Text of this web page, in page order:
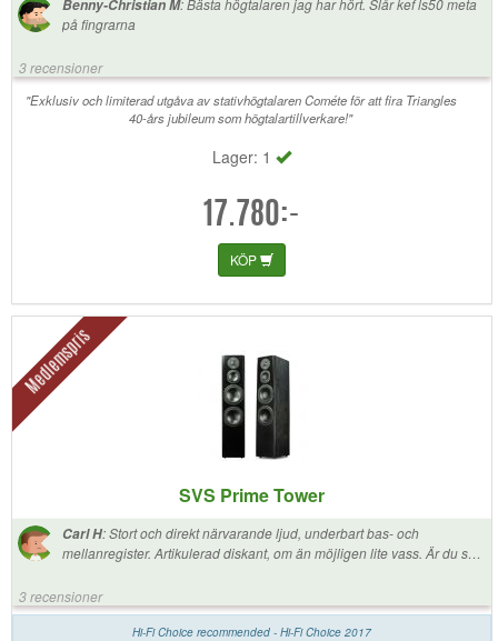
Benny-Christian M:Bästa högtalaren jag har hört. Slår kef ls50 meta
på fingrarna
3 recensioner
"Exklusiv och limiterad utgåva av stativhögtalaren Cométe för att fira Triangles
40-års jubileum som högtalartillverkare!"
Lager: 1
17.780:-
KÖP
Medlemspris
SVS Prime Tower
Carl H:Stort och direkt närvarande ljud, underbart bas- och
mellanregister. Artikulerad diskant, om än möjligen lite vass. Är du som
inte annat än varmt rekommendera dessa högtalare! Jag kom på mig
själv med att bara stå och le under första körningen, toppkvalitet! //Stort
tack till kundsupporten Patrik som ledde mig in på SVS-högtalarna!
3 recensioner
Hi-Fi Choice recommended - Hi-Fi Choice 2017